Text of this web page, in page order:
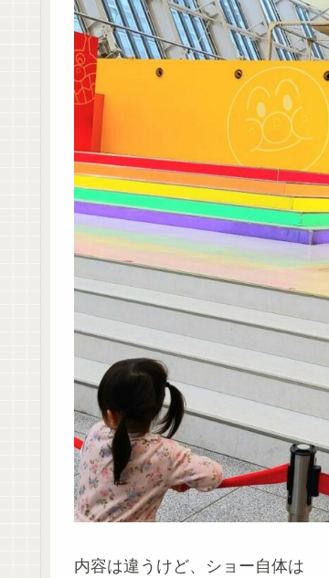
内容は違うけど、ショー自体は